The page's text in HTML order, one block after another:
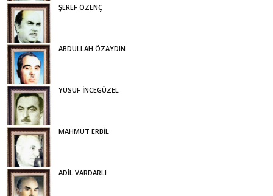
ŞEREF ÖZENÇ
ABDULLAH ÖZAYDIN
YUSUF İNCEGÜZEL
MAHMUT ERBİL
ADİL VARDARLI